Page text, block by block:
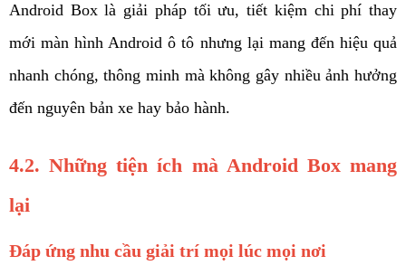
Android Box là giải pháp tối ưu, tiết kiệm chi phí thay
mới màn hình Android ô tô nhưng lại mang đến hiệu quả
nhanh chóng, thông minh mà không gây nhiều ảnh hưởng
đến nguyên bản xe hay bảo hành.
4.2. Những tiện ích mà Android Box mang
lại
Đáp ứng nhu cầu giải trí mọi lúc mọi nơi